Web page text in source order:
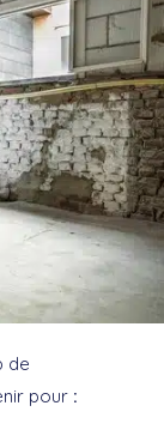
de
pour :